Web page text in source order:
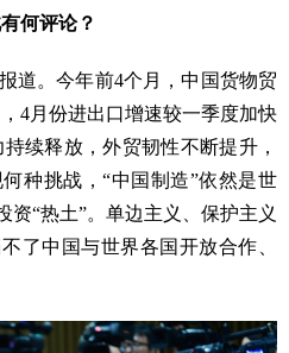
何评论？
道。今年前4个月，中国货物贸
4月份进出口增速较一季度加快
续释放，外贸韧性不断提升，
种挑战，“中国制造”依然是世
资“热土”。单边主义、保护主义
了中国与世界各国开放合作、